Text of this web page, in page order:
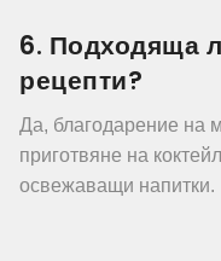
6. Подходяща
рецепти?
Да, благодарение на
приготвяне на
освежаващи напитки.